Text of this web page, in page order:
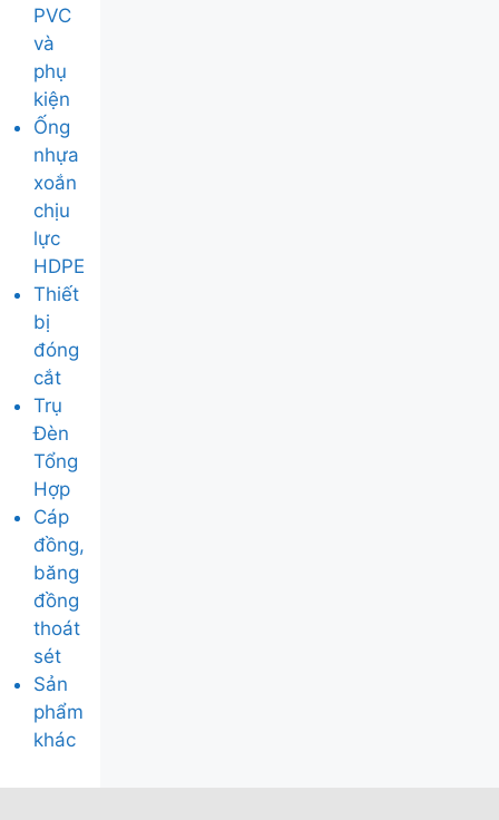
PVC
và
phụ
kiện
Ống
nhựa
xoắn
chịu
lực
HDPE
Thiết
bị
đóng
cắt
Trụ
Đèn
Tổng
Hợp
Cáp
đồng,
băng
đồng
thoát
sét
Sản
phẩm
khác